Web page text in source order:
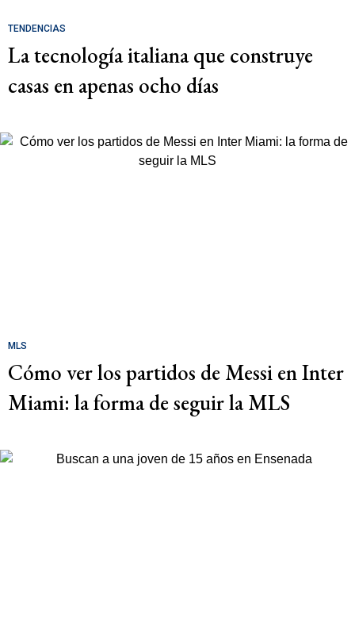
TENDENCIAS
La tecnología italiana que construye
casas en apenas ocho días
MLS
Cómo ver los partidos de Messi en Inter
Miami: la forma de seguir la MLS